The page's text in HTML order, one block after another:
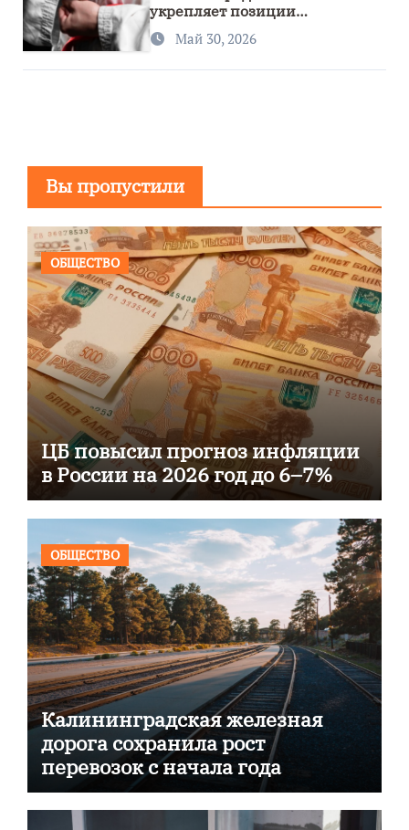
укрепляет позиции
спортивного региона
Май 30, 2026
Вы пропустили
ОБЩЕСТВО
ЦБ повысил прогноз инфляции
в России на 2026 год до 6–7%
ОБЩЕСТВО
Калининградская железная
дорога сохранила рост
перевозок с начала года